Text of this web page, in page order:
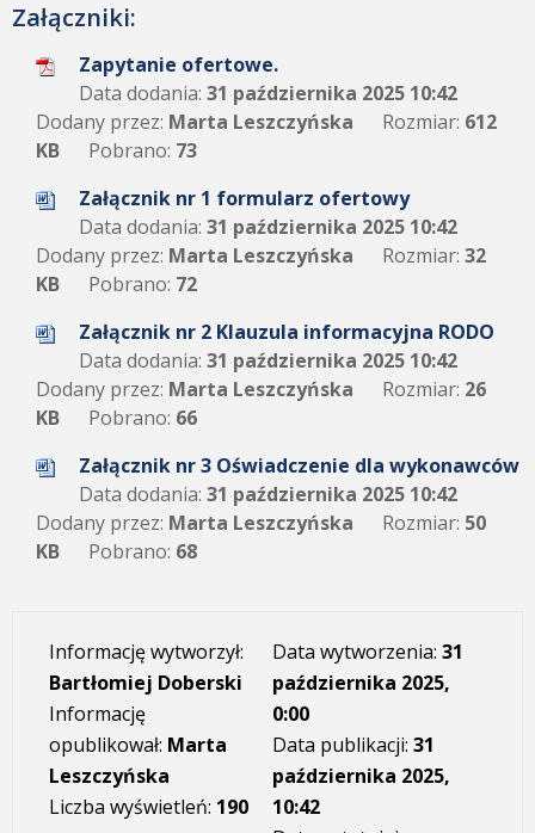
Załączniki:
Zapytanie ofertowe.
Data dodania: 31 października 2025 10:42
Dodany przez: Marta Leszczyńska Rozmiar: 612
KB
Pobrano: 73
Załącznik nr 1 formularz ofertowy
Data dodania: 31 października 2025 10:42
Dodany przez: Marta Leszczyńska Rozmiar: 32
KB
Pobrano: 72
Załącznik nr 2 Klauzula informacyjna RODO
Data dodania: 31 października 2025 10:42
Dodany przez: Marta Leszczyńska Rozmiar: 26
KB
Pobrano: 66
Załącznik nr 3 Oświadczenie dla wykonawców
Data dodania: 31 października 2025 10:42
Dodany przez: Marta Leszczyńska Rozmiar: 50
KB
Pobrano: 68
Informację wytworzył:
Bartłomiej Doberski
Informację
opublikował: Marta
Leszczyńska
Liczba wyświetleń: 190
Data wytworzenia: 31
października 2025,
0:00
Data publikacji: 31
października 2025,
10:42